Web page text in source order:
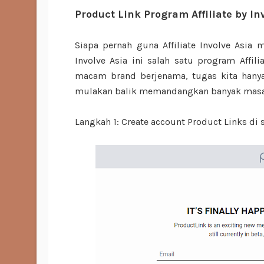
Product Link Program Affiliate by
Siapa pernah guna Affiliate Involve Asia
Involve Asia ini salah satu program
macam brand berjenama, tugas kita
mulakan balik memandangkan banyak
Langkah 1: Create account Product Links di